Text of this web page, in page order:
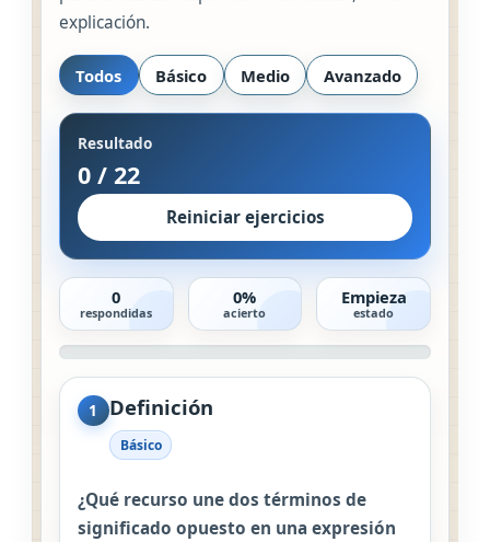
explicación.
Todos Básico Medio Avanzado
Resultado
0 / 22
Reiniciar ejercicios
0
respondidas
0%
acierto
Empieza
estado
1 Definición
Básico
¿Qué recurso une dos términos de
significado opuesto en una expresión